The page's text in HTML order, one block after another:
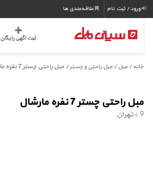
ورود / ثبت نام علاقه‌مندی ها
ثبت اگهی رایگان
خانه /مبل/مبل راحتی و چستر/ مبل راحتی چستر 7 نفره مارشال
مبل راحتی چستر 7 نفره مارشال
تهران